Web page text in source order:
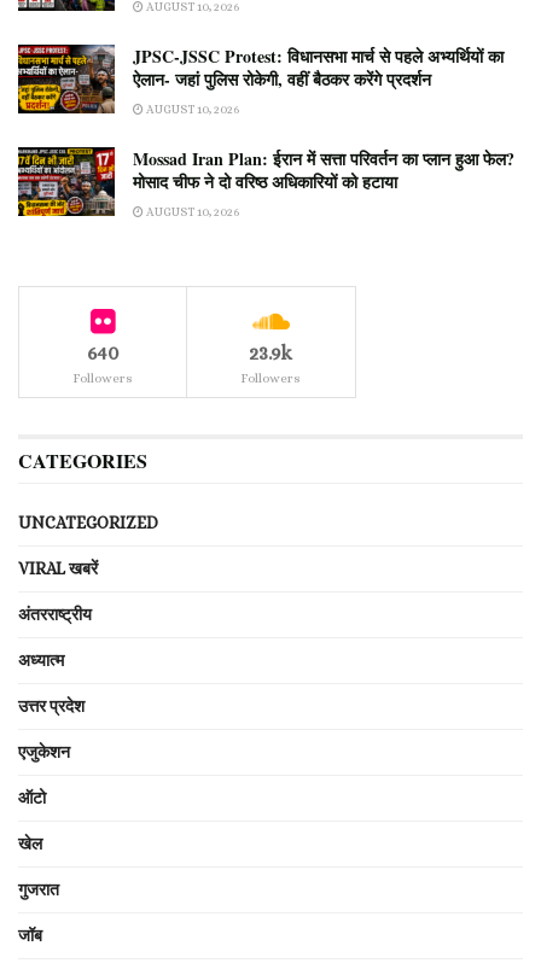
AUGUST 10, 2026
JPSC-JSSC Protest: विधानसभा मार्च से पहले अभ्यर्थियों का
ऐलान- जहां पुलिस रोकेगी, वहीं बैठकर करेंगे प्रदर्शन
AUGUST 10, 2026
Mossad Iran Plan: ईरान में सत्ता परिवर्तन का प्लान हुआ फेल?
मोसाद चीफ ने दो वरिष्ठ अधिकारियों को हटाया
AUGUST 10, 2026
640
Followers
23.9k
Followers
CATEGORIES
UNCATEGORIZED
VIRAL खबरें
अंतरराष्ट्रीय
अध्यात्म
उत्तर प्रदेश
एजुकेशन
ऑटो
खेल
गुजरात
जॉब